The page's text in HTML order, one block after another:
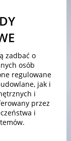
zadbać o
osób
regulowane
jak i
i
przez
i